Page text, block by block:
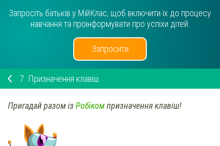
Запросіть батьків у МійКлас, щоб включити їх до процесу
навчання та проінформувати про успіхи дітей.
Запросити
7. Призначення клавіш
Пригадай разом із Робікомпризначення клавіш!